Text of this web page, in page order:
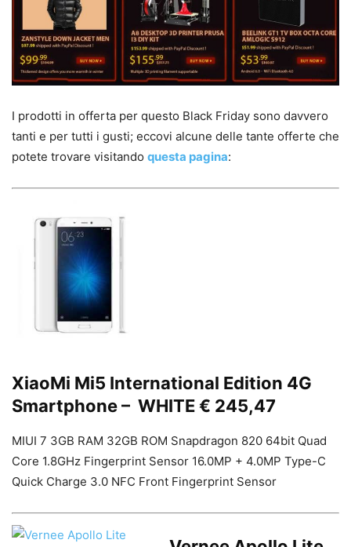
I prodotti in offerta per questo Black Friday sono davvero
tanti e per tutti i gusti; eccovi alcune delle tante offerte che
potete trovare visitando questa pagina:
XiaoMi Mi5 International Edition 4G
Smartphone – WHITE € 245,47
MIUI 7 3GB RAM 32GB ROM Snapdragon 820 64bit Quad
Core 1.8GHz Fingerprint Sensor 16.0MP + 4.0MP Type-C
Quick Charge 3.0 NFC Front Fingerprint Sensor